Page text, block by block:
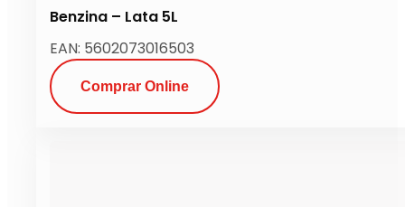
Benzina – Lata 5L
EAN: 5602073016503
Comprar Online